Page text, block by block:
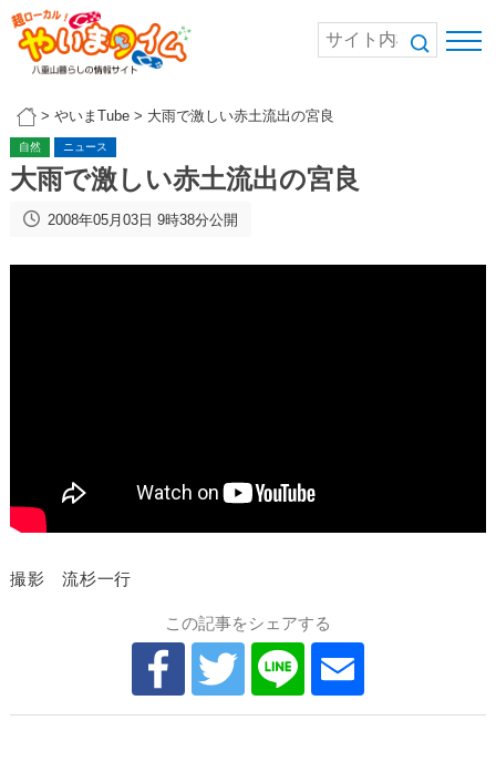
> やいまTube> 大雨で激しい赤土流出の宮良
自然 ニュース
大雨で激しい赤土流出の宮良
2008年05月03日 9時38分公開
撮影 流杉一行
この記事をシェアする